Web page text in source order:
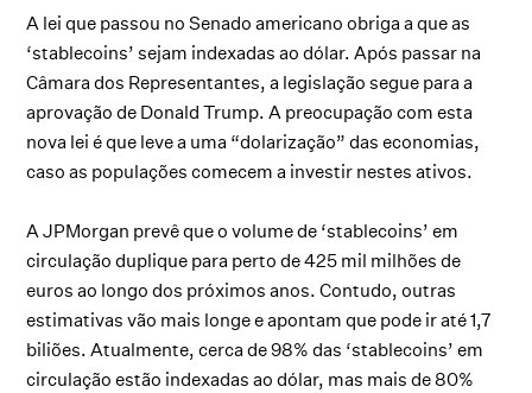
A lei que passou no Senado americano obriga a que as
‘stablecoins’ sejam indexadas ao dólar. Após passar na
Câmara dos Representantes, a legislação segue para a
aprovação de Donald Trump. A preocupação com esta
nova lei é que leve a uma “dolarização” das economias,
caso as populações comecem a investir nestes ativos.
A JPMorgan prevê que o volume de ‘stablecoins’ em
circulação duplique para perto de 425 mil milhões de
euros ao longo dos próximos anos. Contudo, outras
estimativas vão mais longe e apontam que pode ir até 1,7
biliões. Atualmente, cerca de 98% das ‘stablecoins’ em
circulação estão indexadas ao dólar, mas mais de 80%